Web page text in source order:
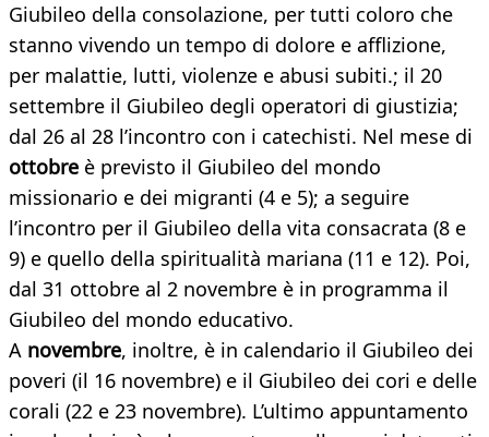
Giubileo della consolazione, per tutti coloro che
stanno vivendo un tempo di dolore e afflizione,
per malattie, lutti, violenze e abusi subiti.; il 20
settembre il Giubileo degli operatori di giustizia;
dal 26 al 28 l’incontro con i catechisti. Nel mese di
ottobre è previsto il Giubileo del mondo
missionario e dei migranti (4 e 5); a seguire
l’incontro per il Giubileo della vita consacrata (8 e
9) e quello della spiritualità mariana (11 e 12). Poi,
dal 31 ottobre al 2 novembre è in programma il
Giubileo del mondo educativo.
A novembre, inoltre, è in calendario il Giubileo dei
poveri (il 16 novembre) e il Giubileo dei cori e delle
corali (22 e 23 novembre). L’ultimo appuntamento